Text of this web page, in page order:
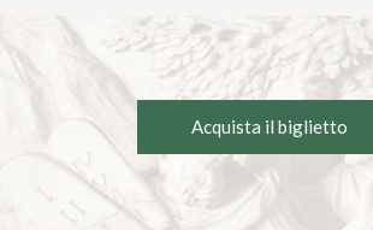
Acquista il biglietto